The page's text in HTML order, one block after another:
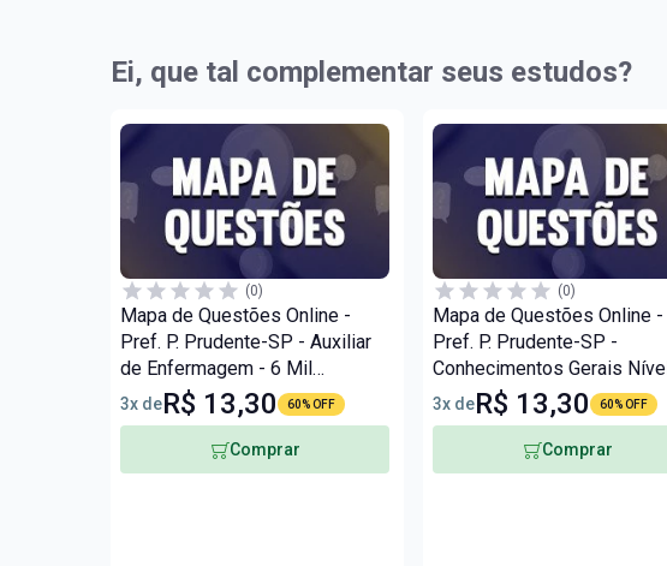
Ei, que tal complementar seus estudos?
(0)
Mapa de Questões Online -
Pref. P. Prudente-SP - Auxiliar
de Enfermagem - 6 Mil
Questões
3x deR$ 13,30 60% OFF
Comprar
(0)
Mapa de Questões Online -
Pref. P. Prudente-SP -
Conhecimentos Gerais Nível
Médio - 6 Mil Questões
3x deR$ 13,30 60% OFF
Comprar